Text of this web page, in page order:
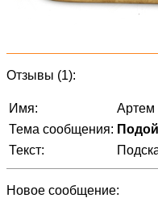
Отзывы (1):
Имя:
Артем
Тема сообщения:
Текст:
Новое сообщение: